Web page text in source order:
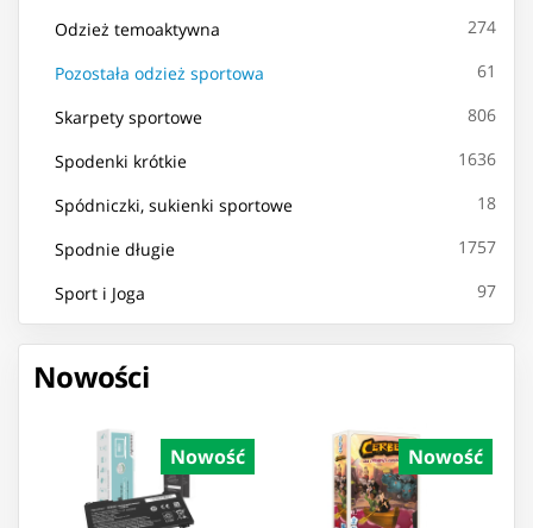
Odzież temoaktywna 274
Pozostała odzież sportowa 61
Skarpety sportowe 806
Spodenki krótkie 1636
Spódniczki, sukienki sportowe 18
Spodnie długie 1757
Sport i Joga 97
Nowości
Nowość Nowość